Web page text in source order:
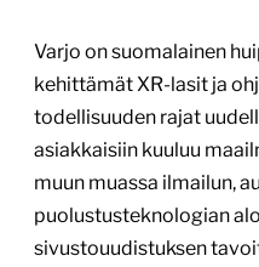
Varjo on suomalainen
kehittämät XR-lasit ja
todellisuuden rajat
asiakkaisiin kuuluu
muun muassa ilmailun,
puolustusteknologian
sivustouudistuksen